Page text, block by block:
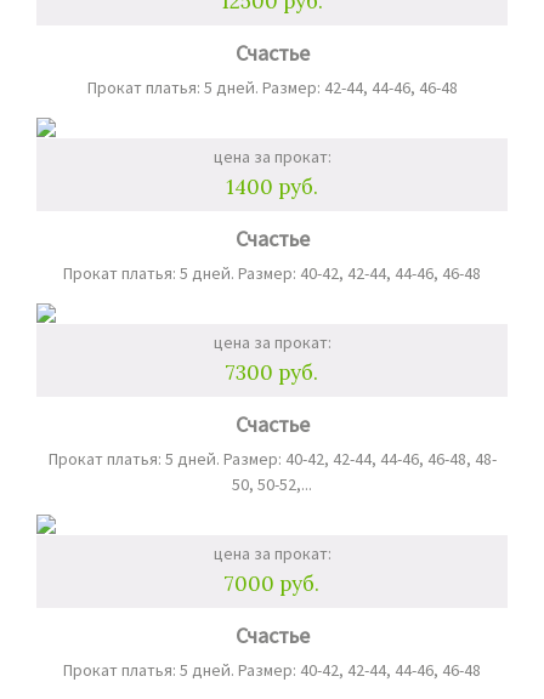
Счастье
Прокат платья: 5 дней. Размер: 42-44, 44-46, 46-48
цена за прокат:
1400 руб.
Счастье
Прокат платья: 5 дней. Размер: 40-42, 42-44, 44-46, 46-48
цена за прокат:
7300 руб.
Счастье
Прокат платья: 5 дней. Размер: 40-42, 42-44, 44-46, 46-48, 48-
50, 50-52,...
цена за прокат:
7000 руб.
Счастье
Прокат платья: 5 дней. Размер: 40-42, 42-44, 44-46, 46-48